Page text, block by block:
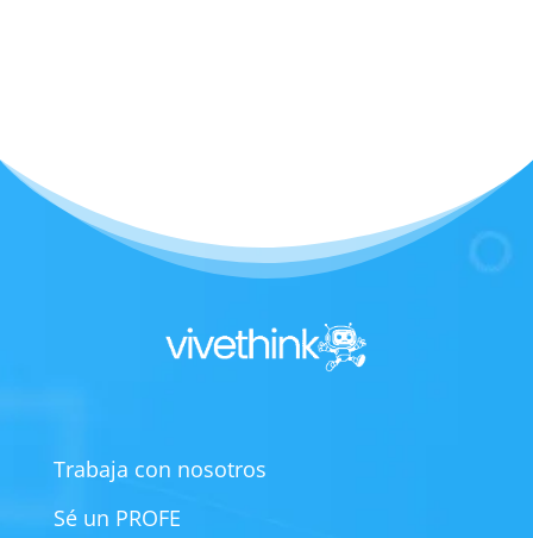
Trabaja con nosotros
Sé un PROFE